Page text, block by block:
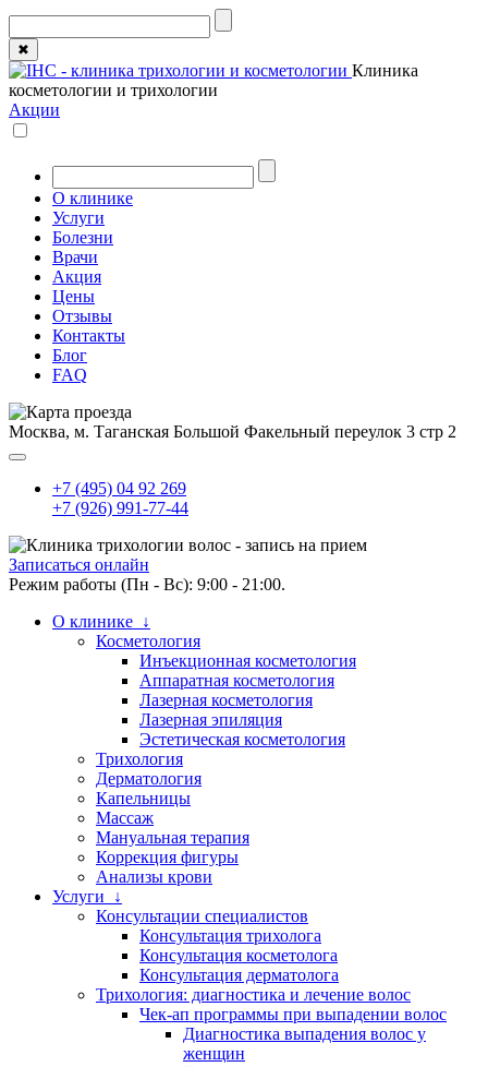
✖
Клиника
косметологии и трихологии
Акции
О клинике
Услуги
Болезни
Врачи
Акция
Цены
Отзывы
Контакты
Блог
FAQ
Москва, м. Таганская Большой Факельный переулок 3 стр 2
+7 (495) 04 92 269
+7 (926) 991-77-44
Записаться онлайн
Режим работы (Пн - Вс): 9:00 - 21:00.
О клинике ↓
Косметология
Инъекционная косметология
Аппаратная косметология
Лазерная косметология
Лазерная эпиляция
Эстетическая косметология
Трихология
Дерматология
Капельницы
Массаж
Мануальная терапия
Коррекция фигуры
Анализы крови
Услуги ↓
Консультации специалистов
Консультация трихолога
Консультация косметолога
Консультация дерматолога
Трихология: диагностика и лечение волос
Чек-ап программы при выпадении волос
Диагностика выпадения волос у
женщин